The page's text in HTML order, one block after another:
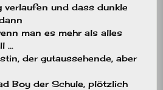
verlaufen und dass dunkle
man es mehr als alles
…
der gutaussehende, aber
Boy der Schule, plötzlich